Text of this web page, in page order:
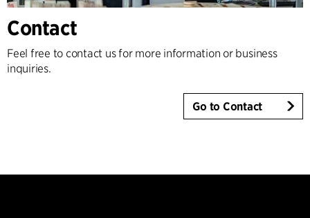
Contact
Feel free to contact us for more information or business
inquiries.
Go to Contact